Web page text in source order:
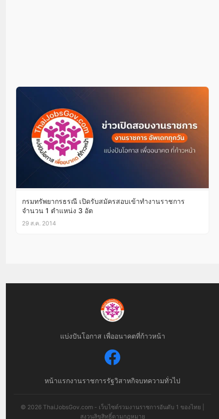
กรมทรัพยากรธรณี เปิดรับสมัครสอบเข้าทำงานราชการ
จำนวน 1 ตำแหน่ง 3 อัต
29 ส.ค. 2014
แบ่งปันโอกาส เพื่ออนาคตที่ก้าวหน้า
หน้าแรกงานราชการรัฐวิสาหกิจบทความทั่วไป
© 2026 ThaiJobsGov.com - เว็บไซต์รวมงานราชการอันดับ 1 ของไทย |
สงวนลิขสิทธิ์ตามกฎหมาย